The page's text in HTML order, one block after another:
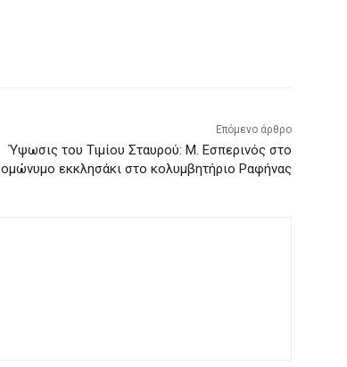
Επόμενο άρθρο
Ύψωσις του Τιμίου Σταυρού: Μ. Εσπερινός στο
ομώνυμο εκκλησάκι στο κολυμβητήριο Ραφήνας